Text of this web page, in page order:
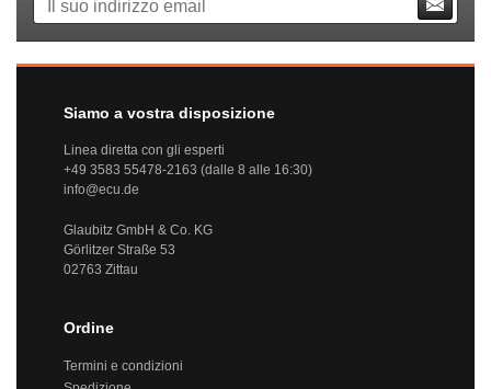
Siamo a vostra disposizione
Linea diretta con gli esperti
+49 3583 55478-2163 (dalle 8 alle 16:30)
info@ecu.de
Glaubitz GmbH & Co. KG
Görlitzer Straße 53
02763 Zittau
Ordine
Termini e condizioni